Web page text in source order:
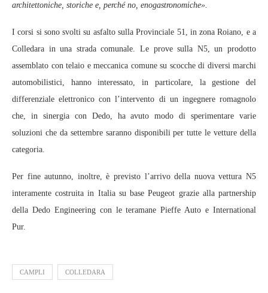
architettoniche, storiche e, perché no, enogastronomiche».
I corsi si sono svolti su asfalto sulla Provinciale 51, in zona Roiano, e a
Colledara in una strada comunale. Le prove sulla N5, un prodotto
assemblato con telaio e meccanica comune su scocche di diversi marchi
automobilistici, hanno interessato, in particolare, la gestione del
differenziale elettronico con l’intervento di un ingegnere romagnolo
che, in sinergia con Dedo, ha avuto modo di sperimentare varie
soluzioni che da settembre saranno disponibili per tutte le vetture della
categoria.
Per fine autunno, inoltre, è previsto l’arrivo della nuova vettura N5
interamente costruita in Italia su base Peugeot grazie alla partnership
della Dedo Engineering con le teramane Pieffe Auto e International
Pur.
CAMPLI COLLEDARA